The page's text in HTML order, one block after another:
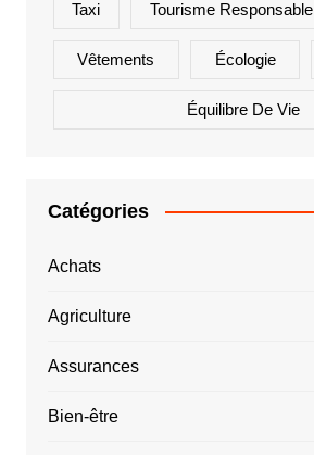
Taxi Tourisme Responsable
Vêtements Écologie
Équilibre De Vie
Catégories
Achats
Agriculture
Assurances
Bien-être